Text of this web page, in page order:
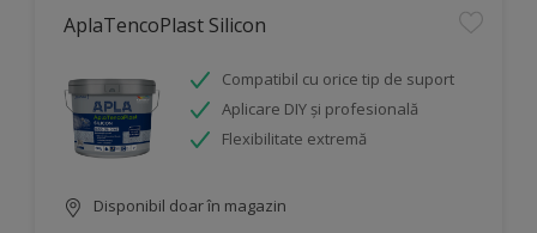
AplaTencoPlast Silicon
Compatibil cu orice tip de suport
Aplicare DIY și profesională
Flexibilitate extremă
Disponibil doar în magazin